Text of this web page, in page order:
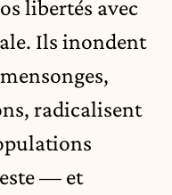
libertés avec
Ils inondent
radicalisent
— et